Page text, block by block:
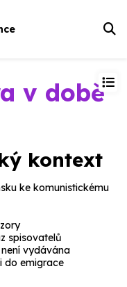
v době
kontext
ke komunistickému
spisovatelů
vydávána
do emigrace